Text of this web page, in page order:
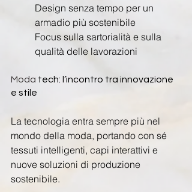
Design senza tempo per un
armadio più sostenibile
Focus sulla sartorialità e sulla
qualità delle lavorazioni
Moda tech: l’incontro tra innovazione
e stile
La tecnologia entra sempre più nel
mondo della moda, portando con sé
tessuti intelligenti, capi interattivi e
nuove soluzioni di produzione
sostenibile.